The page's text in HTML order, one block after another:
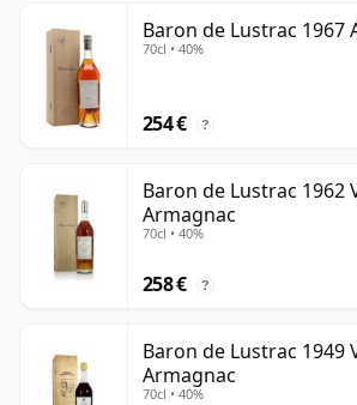
Baron de Lustrac 1967
70cl • 40%
254 € ?
Baron de Lustrac 1962
Armagnac
70cl • 40%
258 € ?
Baron de Lustrac 1949
Armagnac
70cl • 40%